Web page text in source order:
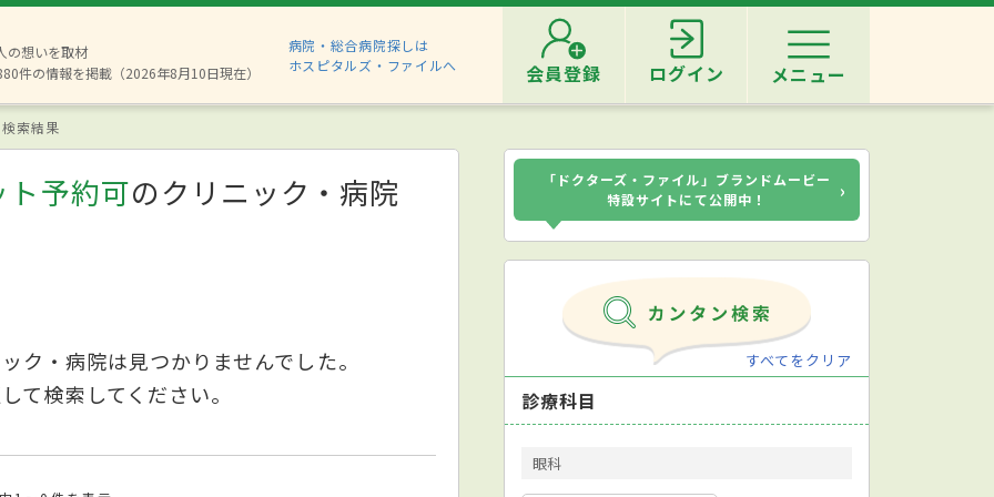
の想いを取材
件の情報を掲載（2026年8月10日現在）
病院・総合病院探しは
ホスピタルズ・ファイルへ
会員登録 ログイン メニュー
索結果
予約可のクリニック・病院
ク・病院は見つかりませんでした。
て検索してください。
「ドクターズ・ファイル」ブランドムービー
特設サイトにて公開中！
›
すべてをクリア
診療科目
眼科